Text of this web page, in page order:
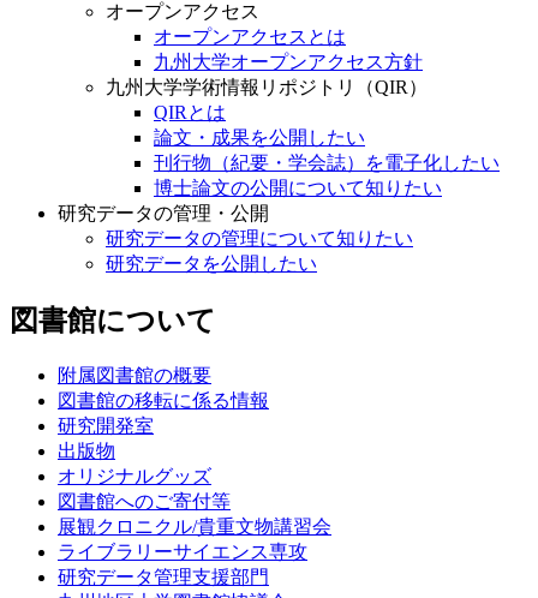
オープンアクセス
オープンアクセスとは
九州大学オープンアクセス方針
九州大学学術情報リポジトリ（QIR）
QIRとは
論文・成果を公開したい
刊行物（紀要・学会誌）を電子化したい
博士論文の公開について知りたい
研究データの管理・公開
研究データの管理について知りたい
研究データを公開したい
図書館について
附属図書館の概要
図書館の移転に係る情報
研究開発室
出版物
オリジナルグッズ
図書館へのご寄付等
展観クロニクル/貴重文物講習会
ライブラリーサイエンス専攻
研究データ管理支援部門